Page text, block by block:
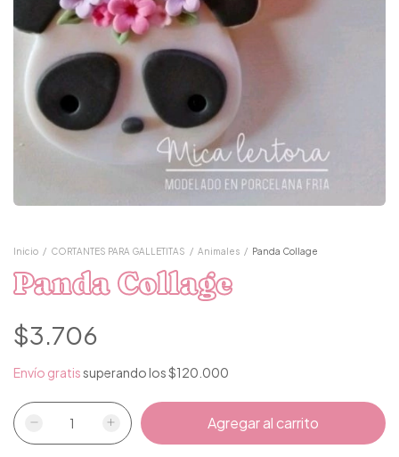
Inicio / CORTANTES PARA GALLETITAS / Animales / Panda Collage
Panda Collage
$3.706
Envío gratis superando los$120.000